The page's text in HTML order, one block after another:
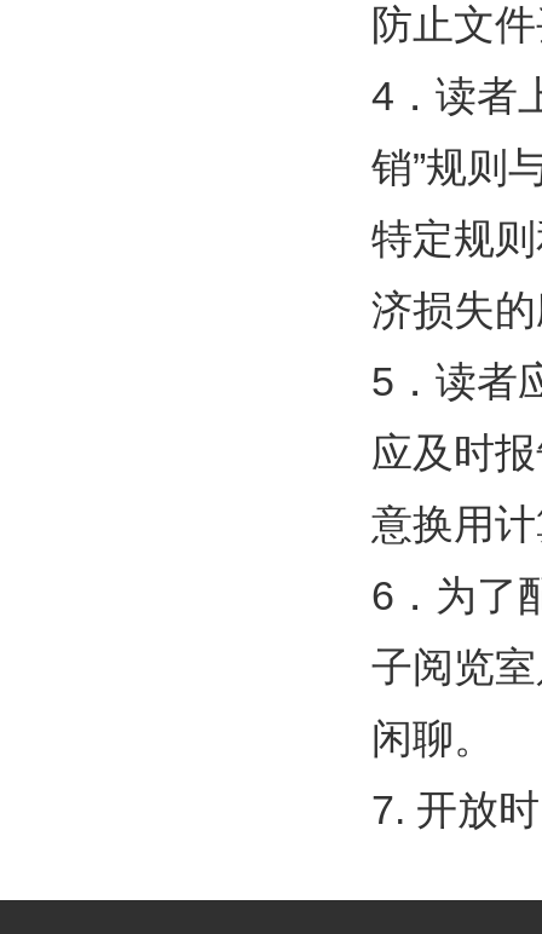
防止文
4．读者
销”规则
特定规
济损失
5．读者
应及时
意换用
6．为了
子阅览
闲聊。
7. 开放